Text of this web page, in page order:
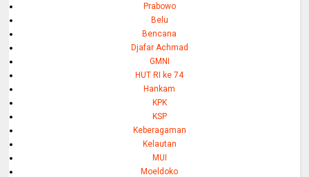
Prabowo
Belu
Bencana
Djafar Achmad
GMNI
HUT RI ke 74
Hankam
KPK
KSP
Keberagaman
Kelautan
MUI
Moeldoko